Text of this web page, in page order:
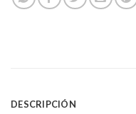
DESCRIPCIÓN